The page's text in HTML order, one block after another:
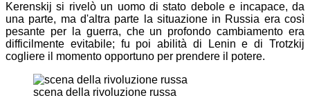
Kerenskij si rivelò un uomo di stato debole e incapace, da
una parte, ma d'altra parte la situazione in Russia era così
pesante per la guerra, che un profondo cambiamento era
difficilmente evitabile; fu poi abilità di Lenin e di Trotzkij
cogliere il momento opportuno per prendere il potere.
scena della rivoluzione russa